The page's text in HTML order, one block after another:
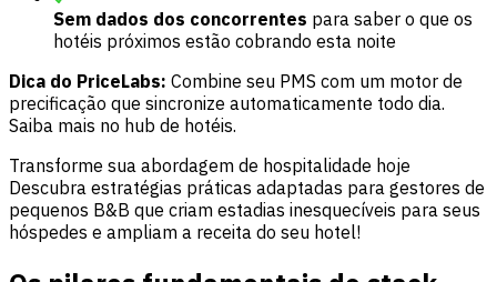
Sem dados dos concorrentes para saber o que os
hotéis próximos estão cobrando esta noite
Dica do PriceLabs: Combine seu PMS com um motor de
precificação que sincronize automaticamente todo dia.
Saiba mais no hub de hotéis.
Transforme sua abordagem de hospitalidade hoje
Descubra estratégias práticas adaptadas para gestores de
pequenos B&B que criam estadias inesquecíveis para seus
hóspedes e ampliam a receita do seu hotel!